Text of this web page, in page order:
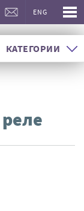
ENG
КАТЕГОРИИ